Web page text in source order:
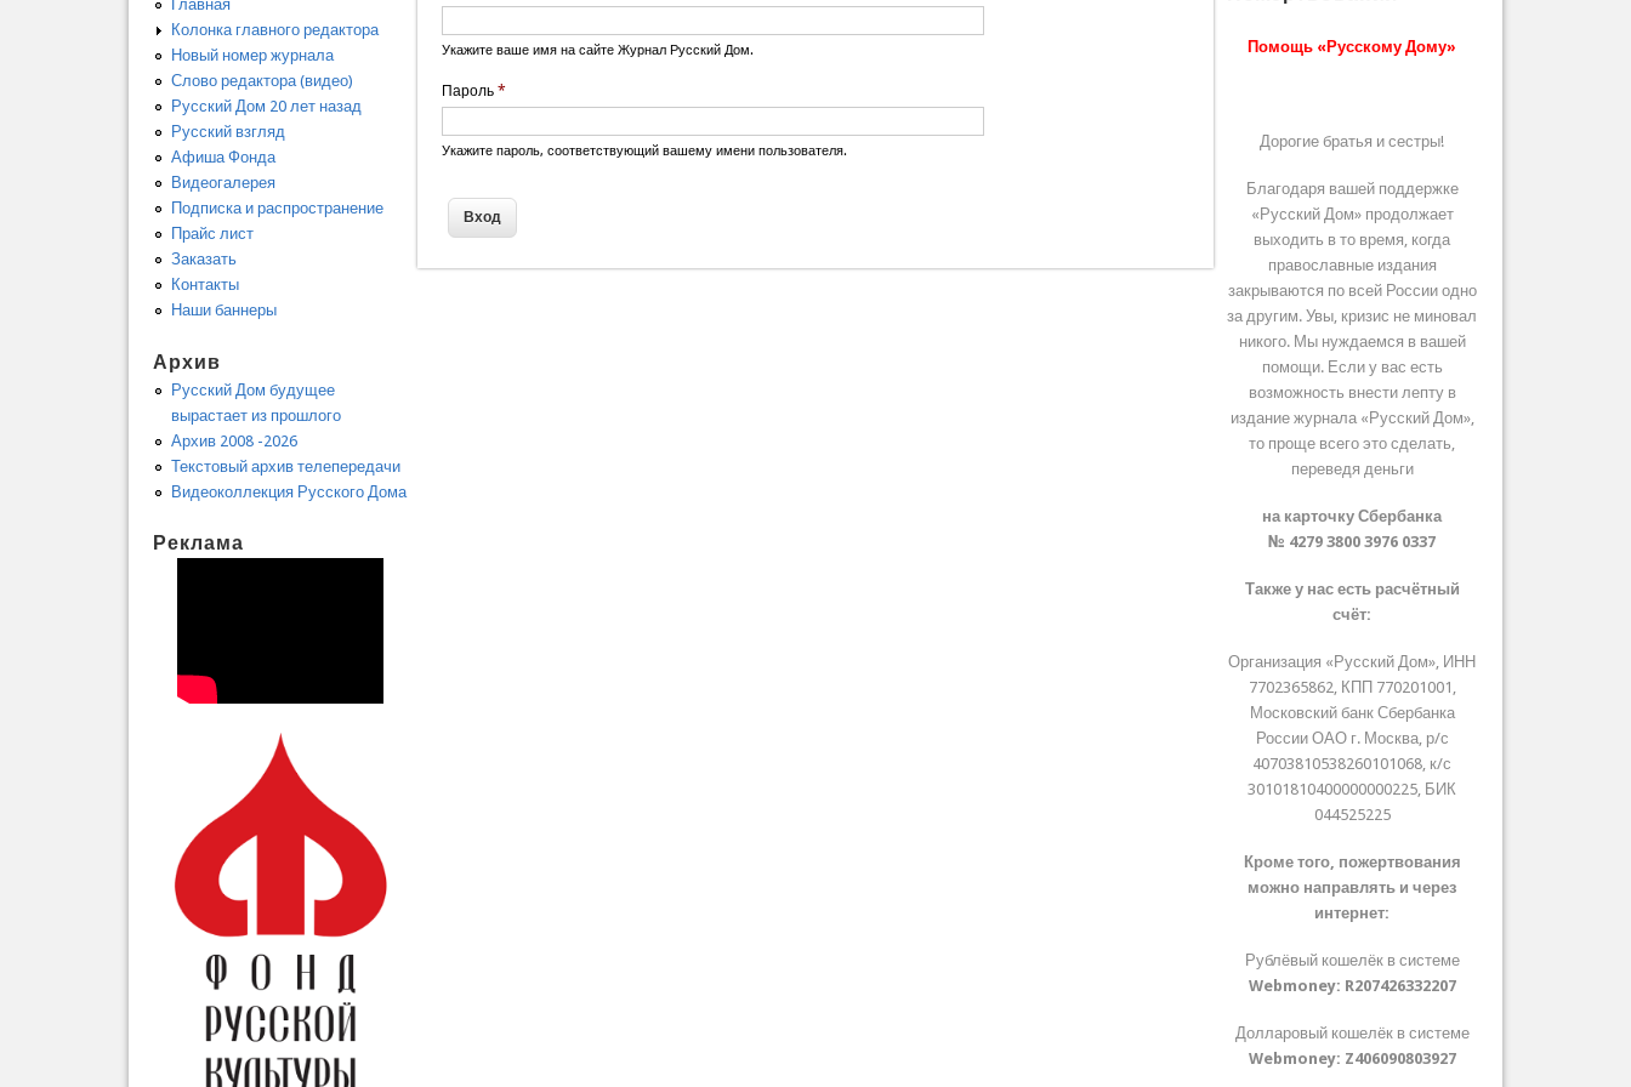
Укажите ваше имя на сайте Журнал Русский Дом.
Пароль*
Укажите пароль, соответствующий вашему имени пользователя.
Главная
Колонка главного редактора
Новый номер журнала
Слово редактора (видео)
Русский Дом 20 лет назад
Русский взгляд
Афиша Фонда
Видеогалерея
Подписка и распространение
Прайс лист
Заказать
Контакты
Наши баннеры
Архив
Русский Дом будущее
вырастает из прошлого
Архив 2008 -2026
Текстовый архив телепередачи
Видеоколлекция Русского Дома
Реклама
Помощь «Русскому Дому»
Дорогие братья и сестры!
Благодаря вашей поддержке
«Русский Дом» продолжает
выходить в то время, когда
православные издания
закрываются по всей России одно
за другим. Увы, кризис не миновал
никого. Мы нуждаемся в вашей
помощи. Если у вас есть
возможность внести лепту в
издание журнала «Русский Дом»,
то проще всего это сделать,
переведя деньги
на карточку Сбербанка
№ 4279 3800 3976 0337
Также у нас есть расчётный
счёт:
Организация «Русский Дом», ИНН
7702365862, КПП 770201001,
Московский банк Сбербанка
России ОАО г. Москва, р/с
40703810538260101068, к/с
30101810400000000225, БИК
044525225
Кроме того, пожертвования
можно направлять и через
интернет:
Рублёвый кошелёк в системе
Webmoney: R207426332207
Долларовый кошелёк в системе
Webmoney: Z406090803927